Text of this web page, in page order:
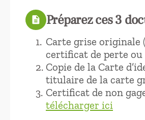
description Préparez ces 3
Carte grise originale
certificat de perte ou
Copie de la Carte
titulaire de la carte
Certificat de non
télécharger ici